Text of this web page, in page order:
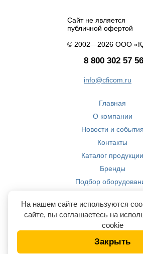
Сайт не является
публичной офертой
© 2002—2026 ООО
8 800 302 57 56
info@cficom.ru
Главная
О компании
Новости и события
Контакты
Каталог продукции
Бренды
Подбор
Компетенции
На нашем сайте используются
сайте, вы соглашаетесь на
cookie
Закрыть